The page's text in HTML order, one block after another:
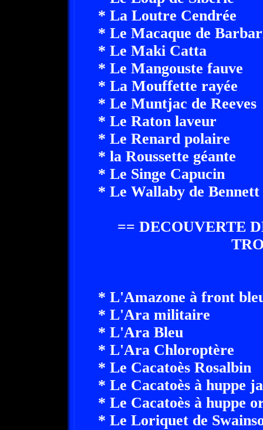
* La Loutre Cendrée
* Le Macaque de
* Le Maki Catta
* Le Mangouste fauve
* La Mouffette rayée
* Le Muntjac de Reeves
* Le Raton laveur
* Le Renard polaire
* la Roussette géante
* Le Singe Capucin
* Le Wallaby de Bennett
== DECOUVERTE
* L'Amazone à front
* L'Ara militaire
* L'Ara Bleu
* L'Ara Chloroptère
* Le Cacatoès Rosalbin
* Le Cacatoès à huppe
* Le Cacatoès à huppe
* Le Loriquet de